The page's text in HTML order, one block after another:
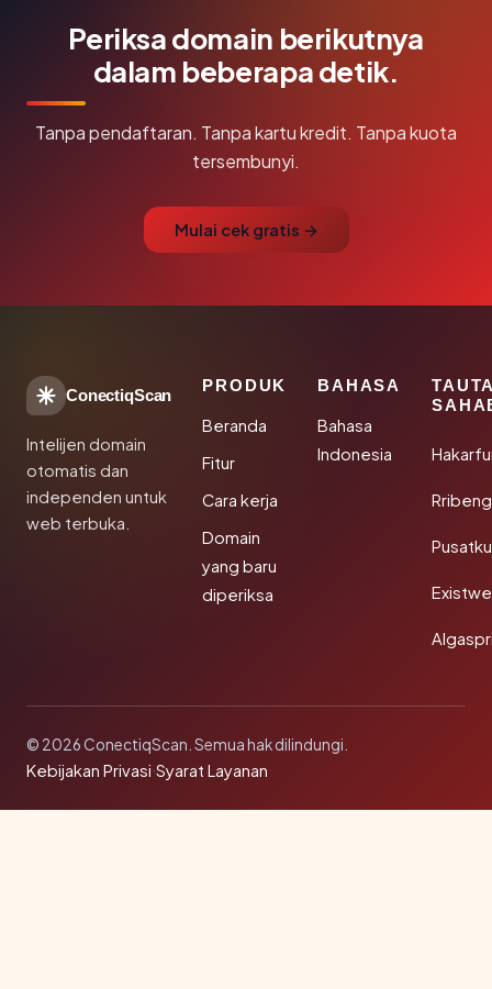
Periksa domain berikutnya
dalam beberapa detik.
Tanpa pendaftaran. Tanpa kartu kredit. Tanpa kuota
tersembunyi.
Mulai cek gratis →
ConectiqScan
Intelijen domain
otomatis dan
independen untuk
web terbuka.
PRODUK
Beranda
Fitur
Cara kerja
Domain
yang baru
diperiksa
BAHASA
Bahasa
Indonesia
© 2026 ConectiqScan. Semua hak dilindungi.
Kebijakan Privasi·Syarat Layanan